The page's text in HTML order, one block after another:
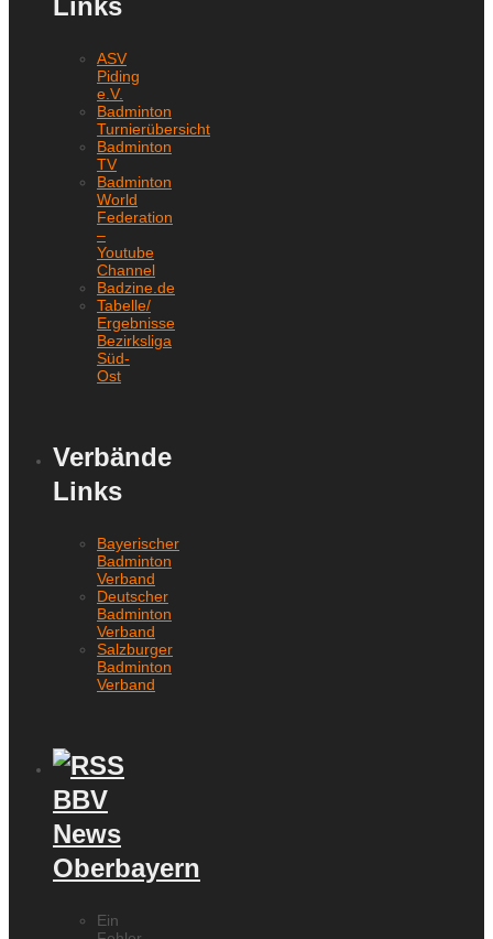
ASV
Piding
e.V.
Badminton
Turnierübersicht
Badminton
TV
Badminton
World
Federation
–
Youtube
Channel
Badzine.de
Tabelle/
Ergebnisse
Bezirksliga
Süd-
Ost
Verbände
Links
Bayerischer
Badminton
Verband
Deutscher
Badminton
Verband
Salzburger
Badminton
Verband
BBV
News
Oberbayern
Ein